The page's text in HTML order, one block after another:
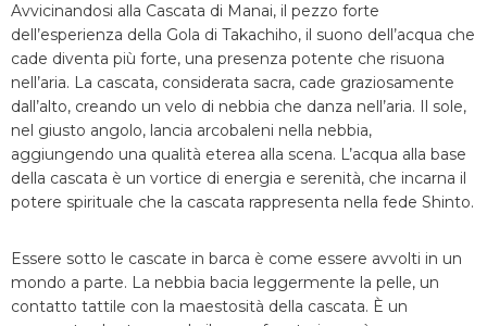
Avvicinandosi alla Cascata di Manai, il pezzo forte
dell’esperienza della Gola di Takachiho, il suono dell’acqua che
cade diventa più forte, una presenza potente che risuona
nell’aria. La cascata, considerata sacra, cade graziosamente
dall’alto, creando un velo di nebbia che danza nell’aria. Il sole,
nel giusto angolo, lancia arcobaleni nella nebbia,
aggiungendo una qualità eterea alla scena. L’acqua alla base
della cascata è un vortice di energia e serenità, che incarna il
potere spirituale che la cascata rappresenta nella fede Shinto.
Essere sotto le cascate in barca è come essere avvolti in un
mondo a parte. La nebbia bacia leggermente la pelle, un
contatto tattile con la maestosità della cascata. È un